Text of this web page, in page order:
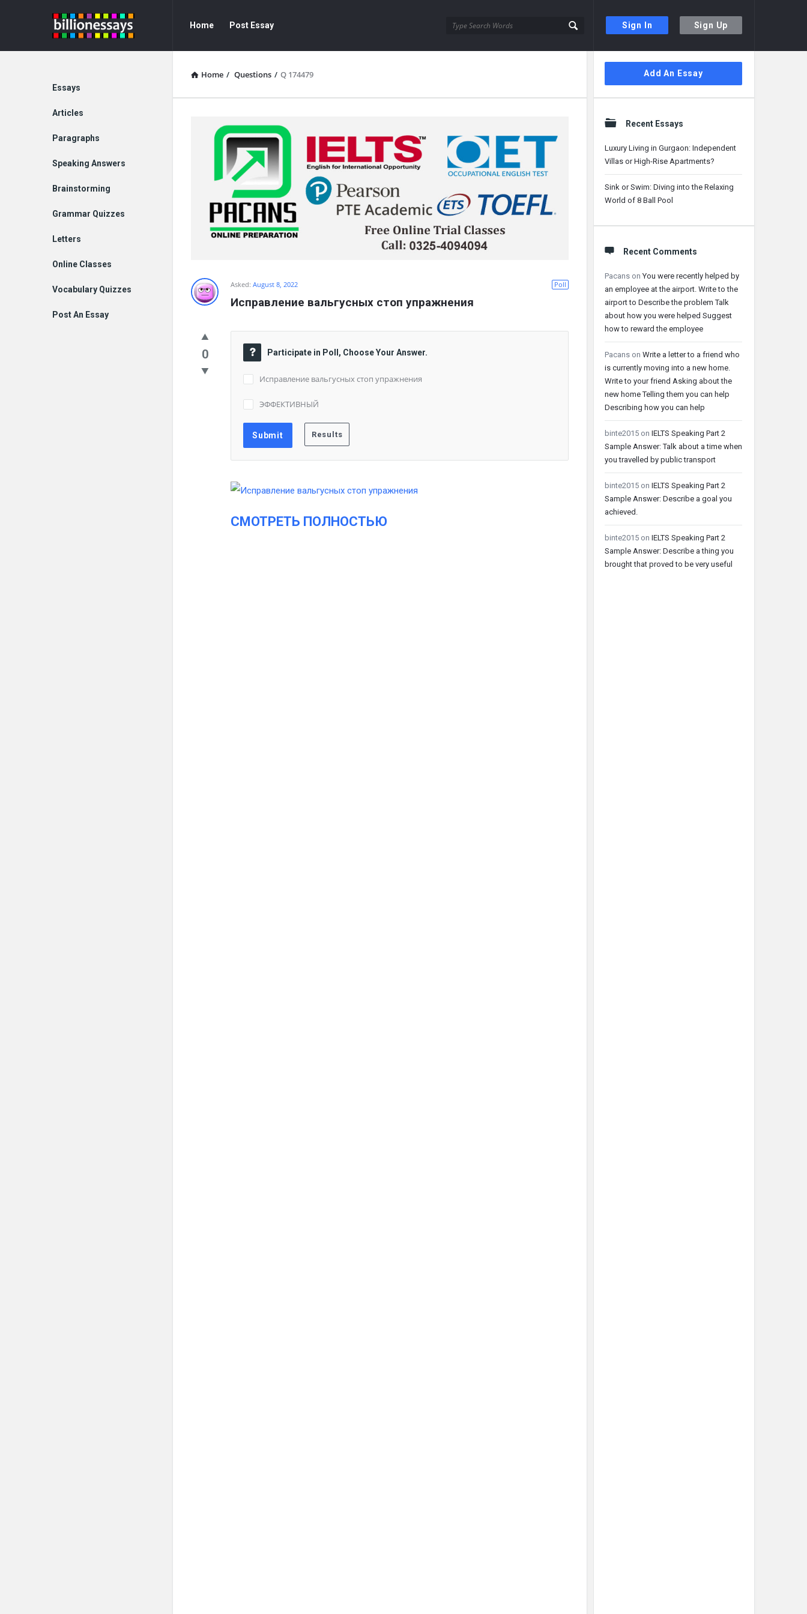
Sign In Sign Up
Billion
Essays
Essays
Navigation
Home Post Essay
Home / Questions / Q 174479
Poll
Asked: August 8, 2022
Исправление вальгусных стоп упражнения
0 Participate in Poll, Choose Your Answer.
Исправление вальгусных стоп упражнения
ЭФФЕКТИВНЫЙ
СМОТРЕТЬ ПОЛНОСТЬЮ
Sidebar
Add An Essay
Recent Essays
Luxury Living in Gurgaon: Independent
Villas or High-Rise Apartments?
Sink or Swim: Diving into the Relaxing
World of 8 Ball Pool
Recent Comments
Pacans onYou were recently helped by
an employee at the airport. Write to the
airport to Describe the problem Talk
about how you were helped Suggest
how to reward the employee
Pacans on Write a letter to a friend who
is currently moving into a new home.
Write to your friend Asking about the
new home Telling them you can help
Describing how you can help
binte2015 on IELTS Speaking Part 2
Sample Answer: Talk about a time when
you travelled by public transport
binte2015 on IELTS Speaking Part 2
Sample Answer: Describe a goal you
achieved.
binte2015 on IELTS Speaking Part 2
Sample Answer: Describe a thing you
brought that proved to be very useful
Explore
Essays
Articles
Paragraphs
Speaking Answers
Brainstorming
Grammar Quizzes
Letters
Online Classes
Vocabulary Quizzes
Post An Essay